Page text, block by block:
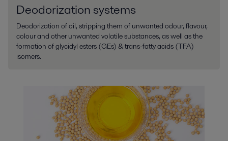
Deodorization systems
Deodorization of oil, stripping them of unwanted odour, flavour,
colour and other unwanted volatile substances, as well as the
formation of glycidyl esters (GEs) & trans-fatty acids (TFA)
isomers.